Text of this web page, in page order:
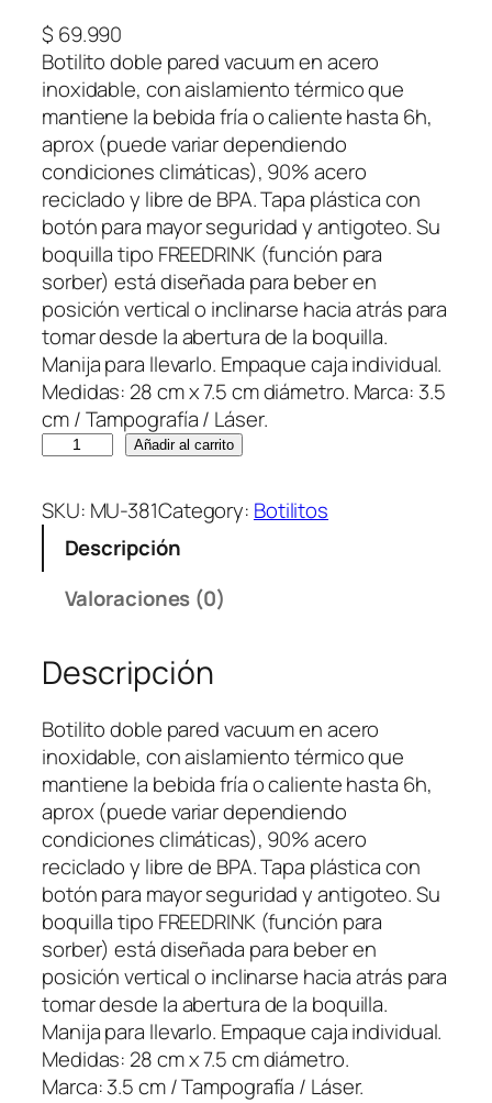
$ 69.990
Botilito doble pared vacuum en acero
inoxidable, con aislamiento térmico que
mantiene la bebida fría o caliente hasta 6h,
aprox (puede variar dependiendo
condiciones climáticas), 90% acero
reciclado y libre de BPA. Tapa plástica con
botón para mayor seguridad y antigoteo. Su
boquilla tipo FREEDRINK (función para
sorber) está diseñada para beber en
posición vertical o inclinarse hacia atrás para
tomar desde la abertura de la boquilla.
Manija para llevarlo. Empaque caja individual.
Medidas: 28 cm x 7.5 cm diámetro. Marca: 3.5
cm / Tampografía / Láser.
t
i
M
e
t
á
l
i
c
o
O
l
a
f
7
0
0
m
Añadir al carrito
SKU: MU-381Category: Botilitos
Descripción
Valoraciones (0)
Descripción
Botilito doble pared vacuum en acero
inoxidable, con aislamiento térmico que
mantiene la bebida fría o caliente hasta 6h,
aprox (puede variar dependiendo
condiciones climáticas), 90% acero
reciclado y libre de BPA. Tapa plástica con
botón para mayor seguridad y antigoteo. Su
boquilla tipo FREEDRINK (función para
sorber) está diseñada para beber en
posición vertical o inclinarse hacia atrás para
tomar desde la abertura de la boquilla.
Manija para llevarlo. Empaque caja individual.
Medidas: 28 cm x 7.5 cm diámetro.
Marca: 3.5 cm / Tampografía / Láser.